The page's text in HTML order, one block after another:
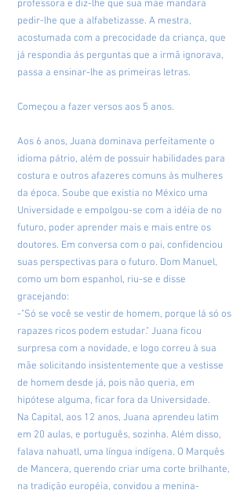
professora e diz-lhe que sua mãe mandara
pedir-lhe que a alfabetizasse. A mestra,
acostumada com a precocidade da criança, que
já respondia ás perguntas que a irmã ignorava,
passa a ensinar-lhe as primeiras letras.
Começou a fazer versos aos 5 anos.
Aos 6 anos, Juana dominava perfeitamente o
idioma pátrio, além de possuir habilidades para
costura e outros afazeres comuns às mulheres
da época. Soube que existia no México uma
Universidade e empolgou-se com a idéia de no
futuro, poder aprender mais e mais entre os
doutores. Em conversa com o pai, confidenciou
suas perspectivas para o futuro. Dom Manuel,
como um bom espanhol, riu-se e disse
gracejando:
-"Só se você se vestir de homem, porque lá só os
rapazes ricos podem estudar." Juana ficou
surpresa com a novidade, e logo correu à sua
mãe solicitando insistentemente que a vestisse
de homem desde já, pois não queria, em
hipótese alguma, ficar fora da Universidade.
Na Capital, aos 12 anos, Juana aprendeu latim
em 20 aulas, e português, sozinha. Além disso,
falava nahuatl, uma língua indígena. O Marquês
de Mancera, querendo criar uma corte brilhante,
na tradição européia, convidou a menina-